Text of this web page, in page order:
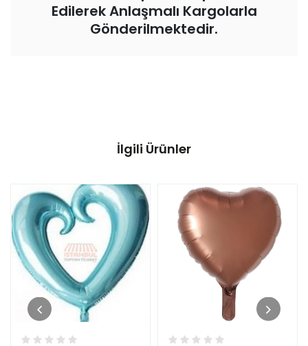
Edilerek Anlaşmalı Kargolarla
Gönderilmektedir.
İlgili Ürünler